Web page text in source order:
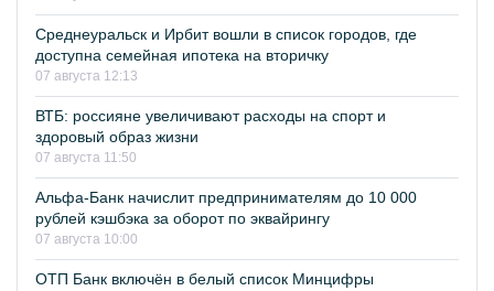
Среднеуральск и Ирбит вошли в список городов, где
доступна семейная ипотека на вторичку
07 августа 12:13
ВТБ: россияне увеличивают расходы на спорт и
здоровый образ жизни
07 августа 11:50
Альфа-Банк начислит предпринимателям до 10 000
рублей кэшбэка за оборот по эквайрингу
07 августа 10:00
ОТП Банк включён в белый список Минцифры